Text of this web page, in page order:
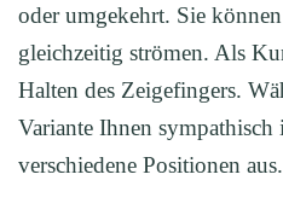
oder umgekehrt. Sie
gleichzeitig strömen. Als
Halten des Zeigefingers.
Variante Ihnen
verschiedene Positionen aus.